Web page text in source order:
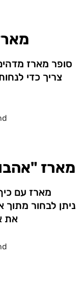
סופר מארז
צריך כדי
מארז
מארז עם
ניתן לבחור מתוך
את